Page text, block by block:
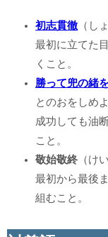
初志貫徹 （し
最初に立てた
くこと。
勝って兜の緒
とのおをしめ
成功しても油
こと。
敬始敬終 （け
最初から最後
組むこと。